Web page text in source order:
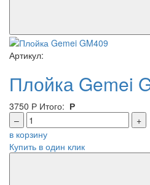
Артикул:
Плойка Gemei
3750 Р Итого: Р
–
+
в корзину
Купить в один клик